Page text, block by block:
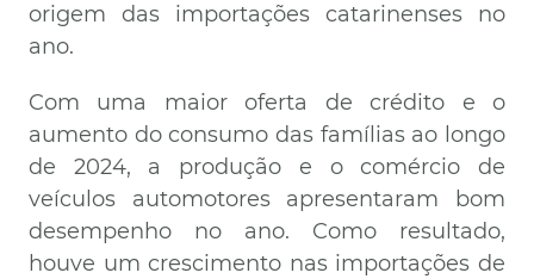
origem das importações catarinenses no
ano.
Com uma maior oferta de crédito e o
aumento do consumo das famílias ao longo
de 2024, a produção e o comércio de
veículos automotores apresentaram bom
desempenho no ano. Como resultado,
houve um crescimento nas importações de